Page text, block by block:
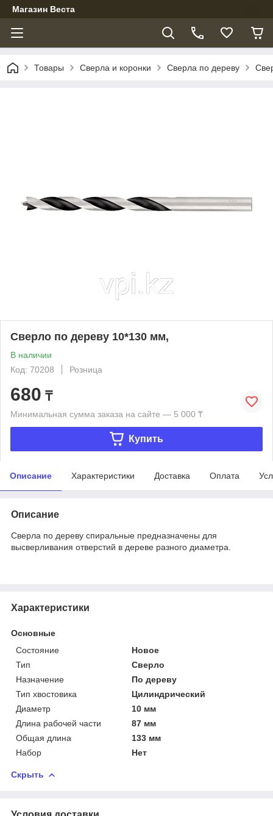
Магазин Веста
Товары Сверла и коронки Сверла по дереву
Сверло по дереву 10*130 мм,
В наличии
Код: 70208
Розница
680 ₸
Минимальная сумма заказа на сайте — 5 000 ₸
Купить
Описание Характеристики Доставка Оплата
Описание
Сверла по дереву спиральные предназначены для
высверливания отверстий в дереве разного диаметра.
Характеристики
Основные
Состояние
Новое
Тип
Сверло
Назначение
По дереву
Тип хвостовика
Цилиндрический
Диаметр
10 мм
Длина рабочей части
87 мм
Общая длина
133 мм
Набор
Нет
Скрыть